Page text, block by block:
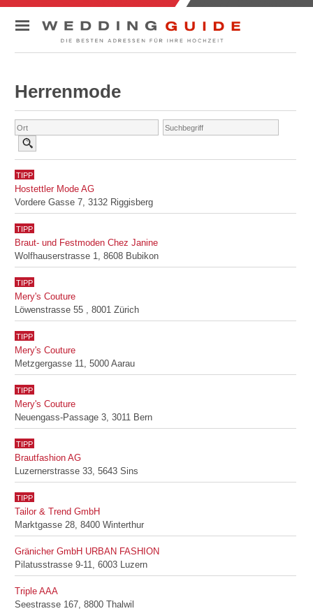
RATGEBER
KONTAKT
Herrenmode
TIPP
Hostettler Mode AG
Vordere Gasse 7, 3132 Riggisberg
TIPP
Braut- und Festmoden Chez Janine
Wolfhauserstrasse 1, 8608 Bubikon
TIPP
Mery's Couture
Löwenstrasse 55 , 8001 Zürich
TIPP
Mery's Couture
Metzgergasse 11, 5000 Aarau
TIPP
Mery's Couture
Neuengass-Passage 3, 3011 Bern
TIPP
Brautfashion AG
Luzernerstrasse 33, 5643 Sins
TIPP
Tailor & Trend GmbH
Marktgasse 28, 8400 Winterthur
Gränicher GmbH URBAN FASHION
Pilatusstrasse 9-11, 6003 Luzern
Triple AAA
Seestrasse 167, 8800 Thalwil